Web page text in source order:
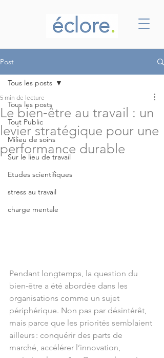
Post
Tous les posts
Tout Public
Milieu de soins
Sur le lieu de travail
Etudes scientifiques
stress au travail
charge mentale
Tous les posts
Le bien‑être au travail : un
levier stratégique pour une
performance durable
5 min de lecture
Pendant longtemps, la question du
bien‑être a été abordée dans les
organisations comme un sujet
périphérique. Non pas par désintérêt,
mais parce que les priorités semblaient
ailleurs : conquérir des parts de
marché, accélérer l’innovation,